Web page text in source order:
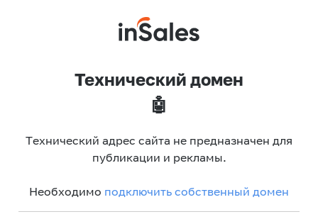
Технический домен
🤖
Технический адрес сайта не предназначен для
публикации и рекламы.
Необходимо подключить собственный домен